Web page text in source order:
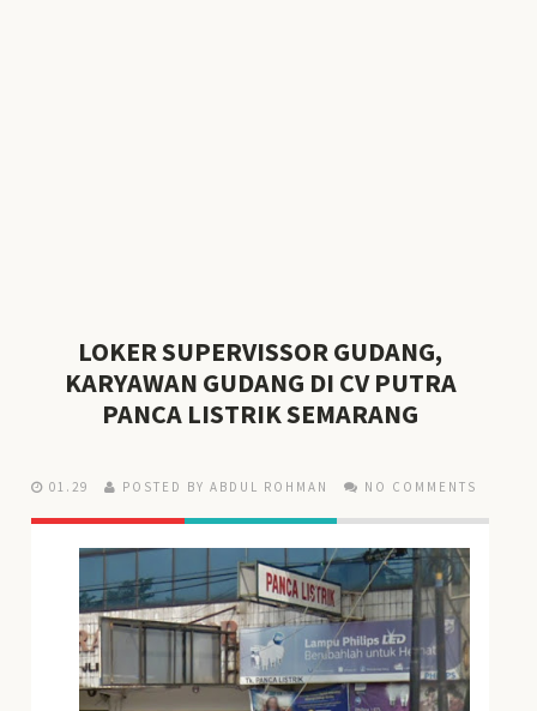
LOKER SUPERVISSOR GUDANG,
KARYAWAN GUDANG DI CV PUTRA
PANCA LISTRIK SEMARANG
01.29 POSTED BY ABDUL ROHMAN NO COMMENTS